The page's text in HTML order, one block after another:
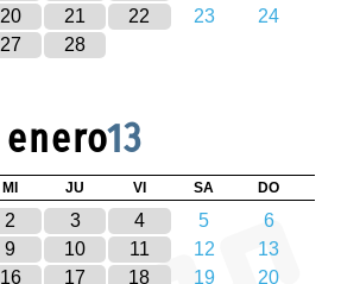
20 21 22 23
24
27 28
enero13
MI JU VI SA DO
2 3 4 5
6
9 10 11 12
13
16 17 18 19 20